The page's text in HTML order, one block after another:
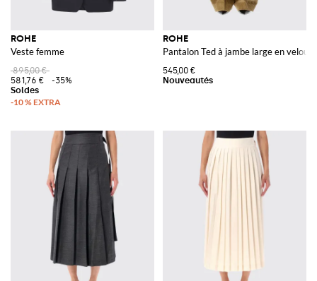
ROHE
Veste femme
895,00 €
581,76 €
-35%
ROHE
Pantalon Ted à jambe large en
545,00 €